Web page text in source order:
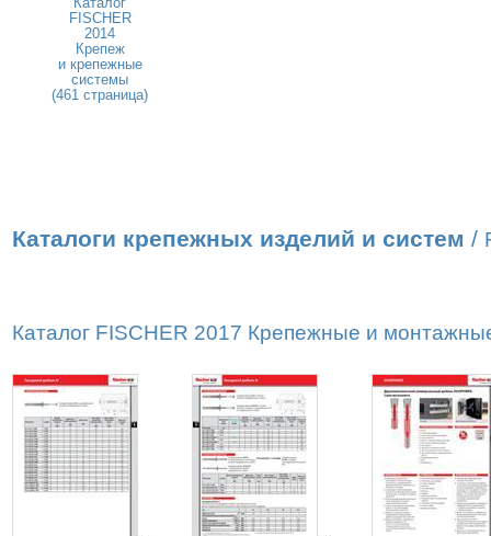
FISCHER
2014
Крепеж
и крепежные
системы
(461 страница)
Каталоги крепежных изделий и систем /
Каталог FISCHER 2017 Крепежные и